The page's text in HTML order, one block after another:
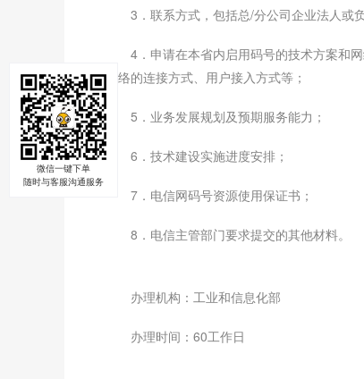
3．联系方式，包括总/分公司企业法人或
4．申请在本省内启用码号的技术方案和
网络的连接方式、用户接入方式等；
5．业务发展规划及预期服务能力；
6．技术建设实施进度安排；
7．电信网码号资源使用保证书；
8．电信主管部门要求提交的其他材料。
办理机构：工业和信息化部
办理时间：60工作日
微信一键下单
随时与客服沟通服务